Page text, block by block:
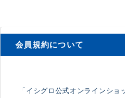
会員規約について
「イシグロ公式オンラインシ